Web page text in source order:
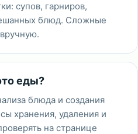
супов, гарниров,
блюд. Сложные
еды?
блюда и создания
хранения, удаления и
на странице